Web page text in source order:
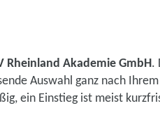
Rheinland Akademie GmbH.
Auswahl ganz nach
ein Einstieg ist meist